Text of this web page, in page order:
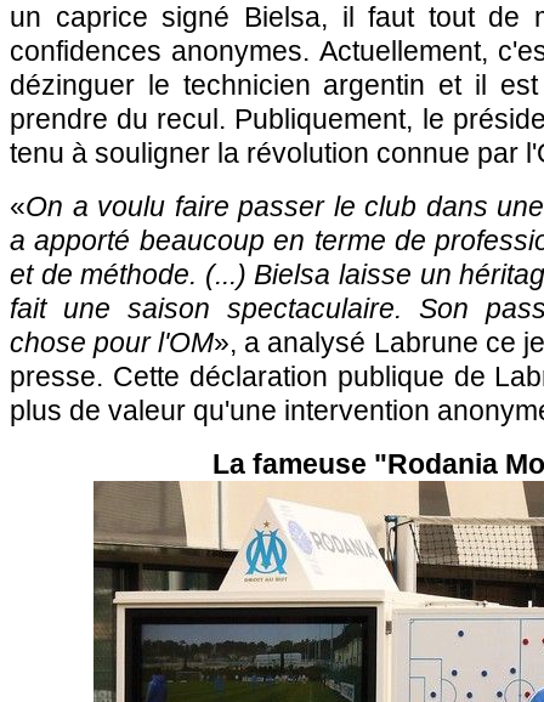
un caprice signé Bielsa, il faut tout de
confidences anonymes. Actuellement,
dézinguer le technicien argentin et il
prendre du recul. Publiquement, le
tenu à souligner la révolution connue par
«On a voulu faire passer le club dans
a apporté beaucoup en terme de
et de méthode. (...) Bielsa laisse un
fait une saison spectaculaire. Son
chose pour l'OM», a analysé Labrune ce
presse. Cette déclaration publique de
plus de valeur qu'une intervention
La fameuse "Rodania